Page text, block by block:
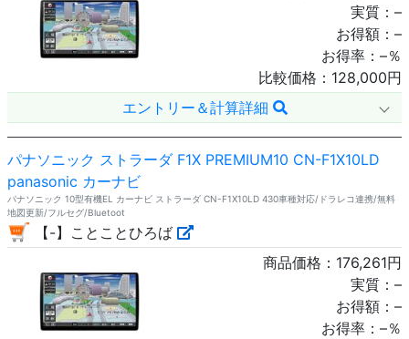
実質： –
お得額： –
お得率： –％
比較価格： 128,000円
エントリー＆計算詳細
パナソニック ストラーダ F1X PREMIUM10 CN-F1X10LD
panasonic カーナビ
パナソニック 10型有機EL カーナビ ストラーダ CN-F1X10LD 430車種対応/ドラレコ連携/無料
地図更新/フルセグ/Bluetoot
【-】ことことひろば
商品価格： 176,261円
実質： –
お得額： –
お得率： –％